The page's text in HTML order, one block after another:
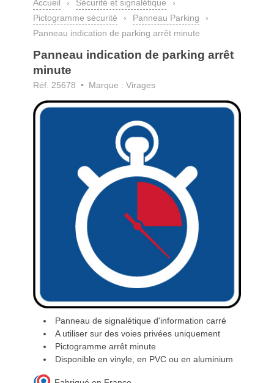
Accueil › Sécurité et signalétique
›
Pictogramme sécurité
› Panneau Parking
›
Panneau indication de parking arrêt minute
Panneau indication de parking arrêt
minute
Réf. 25678 • Marque : Virages
Panneau de signalétique d'information carré
A utiliser sur des voies privées uniquement
Pictogramme arrêt minute
Disponible en vinyle, en PVC ou en aluminium